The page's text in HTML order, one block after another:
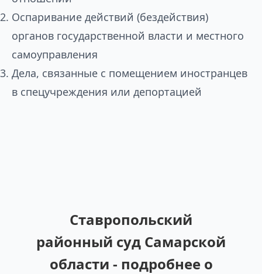
Оспаривание действий (бездействия)
органов государственной власти и местного
самоуправления
Дела, связанные с помещением иностранцев
в спецучреждения или депортацией
Ставропольский
районный суд Самарской
области - подробнее о